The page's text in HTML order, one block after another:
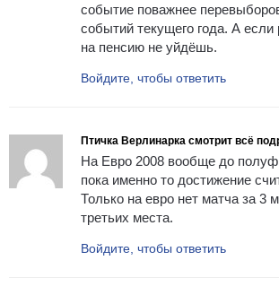
событие поважнее
событий текущего года. А если
на пенсию не уйдёшь.
Войдите, чтобы ответить
Птичка Верлинарка смотрит всё
На Евро 2008 вообще до
пока именно то достижение
Только на евро нет матча за 3
третьих места.
Войдите, чтобы ответить